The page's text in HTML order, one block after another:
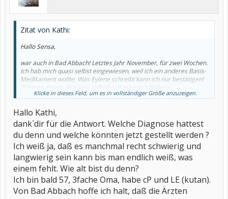
Zitat von Kathi:
Hallo Sensa,
war auch in Bad Abbach! Letztes Jahr November, für zwei Wochen.
Ich hab mich quasi selbst eingewiesen, weil ich ein anderes Basis-
Medikament wollte. Was Eylene schreibt kann ich nur bestätigen!
Zimmer, Essen, Wasserzapfhahn (!) mit extra hohem
Calciumgehalt
sehr ausgestorben, dafür ist der KH-Park ganz toll!
Die Ärzte dort, ja sie sind halt auch nur Ärzte/Menschen...
Ich war mittlerweile auch bei nem anderen Arzt, der alle meinen
bisherigen Diagnosen verwarf und jetzt nach einer neuen bastelt!
Ich lernt dort einen Mann kenne, er war wirklich schwer krank;
keiner wußte eigentlich was er hat! Er sagte, er war in Kliniken in
ganz Deutschland, doch in Bad Abbach fühlt er sich gut behandelt.
Das ist doch ein Wort!
Klicke in dieses Feld, um es in vollständiger Größe anzuzeigen.
Hallo Kathi,
dank`dir für die Antwort. Welche Diagnose hattest
du denn und welche könnten jetzt gestellt werden ?
Ich weiß ja, daß es manchmal recht schwierig und
langwierig sein kann bis man endlich weiß, was
einem fehlt. Wie alt bist du denn?
Ich bin bald 57, 3fache Oma, habe cP und LE (kutan).
Von Bad Abbach hoffe ich halt, daß die Ärzten